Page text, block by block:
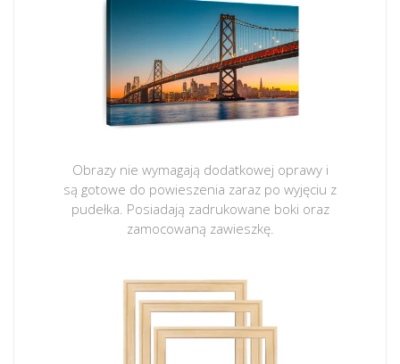
Obrazy nie wymagają dodatkowej oprawy i
są gotowe do powieszenia zaraz po wyjęciu z
pudełka. Posiadają zadrukowane boki oraz
zamocowaną zawieszkę.